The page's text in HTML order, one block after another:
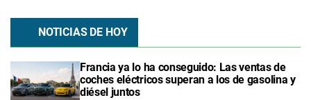
NOTICIAS DE HOY
Francia ya lo ha conseguido: Las ventas de
coches eléctricos superan a los de gasolina y
diésel juntos